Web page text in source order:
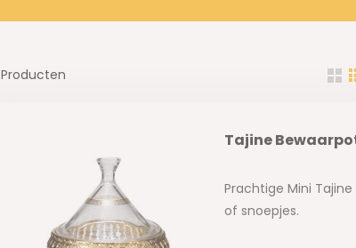
Producten
Tajine
Prachtige Mini
of snoepjes.